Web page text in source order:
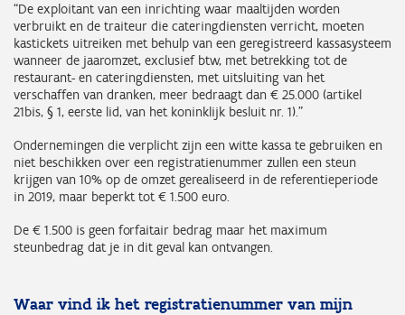
“De exploitant van een inrichting waar maaltijden worden
verbruikt en de traiteur die cateringdiensten verricht, moeten
kastickets uitreiken met behulp van een geregistreerd kassasysteem
wanneer de jaaromzet, exclusief btw, met betrekking tot de
restaurant- en cateringdiensten, met uitsluiting van het
verschaffen van dranken, meer bedraagt dan € 25.000 (artikel
21bis, § 1, eerste lid, van het koninklijk besluit nr. 1).”
Ondernemingen die verplicht zijn een witte kassa te gebruiken en
niet beschikken over een registratienummer zullen een steun
krijgen van 10% op de omzet gerealiseerd in de referentieperiode
in 2019, maar beperkt tot € 1.500 euro.
De € 1.500 is geen forfaitair bedrag maar het maximum
steunbedrag dat je in dit geval kan ontvangen.
Waar vind ik het registratienummer van mijn